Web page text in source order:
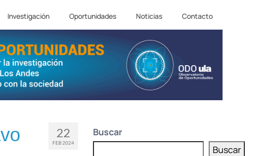
Investigación Oportunidades Noticias Contacto
22
FEB 2024
Buscar
Buscar